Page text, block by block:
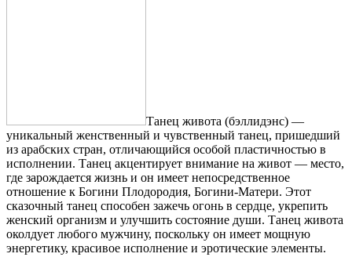
Танец живота (бэллидэнс) —
уникальный женственный и чувственный танец, пришедший
из арабских стран, отличающийся особой пластичностью в
исполнении. Танец акцентирует внимание на живот — место,
где зарождается жизнь и он имеет непосредственное
отношение к Богини Плодородия, Богини-Матери. Этот
сказочный танец способен зажечь огонь в сердце, укрепить
женский организм и улучшить состояние души. Танец живота
околдует любого мужчину, поскольку он имеет мощную
энергетику, красивое исполнение и эротические элементы.